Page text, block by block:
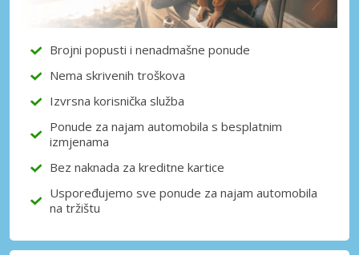
Brojni popusti i nenadmašne ponude
Nema skrivenih troškova
Izvrsna korisnička služba
Ponude za najam automobila s besplatnim
izmjenama
Bez naknada za kreditne kartice
Uspoređujemo sve ponude za najam automobila
na tržištu